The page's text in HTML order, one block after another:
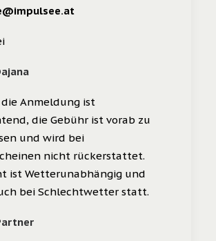
die Anmeldung ist
die Gebühr ist vorab zu
und wird bei
nicht rückerstattet.
ist Wetterunabhängig und
bei Schlechtwetter statt.